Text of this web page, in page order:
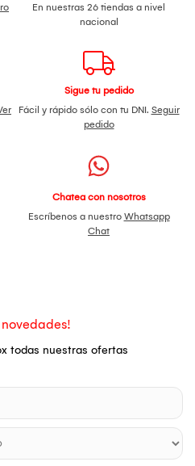
En nuestras 26 tiendas a nivel
nacional
Sigue tu pedido
Fácil y rápido sólo con tu DNI. Seguir
pedido
Chatea con nosotros
Escríbenos a nuestro Whatsapp
Chat
todas nuestras ofertas